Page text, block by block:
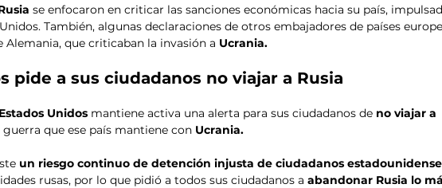
se enfocaron en criticar las sanciones económicas hacia su país,
También, algunas declaraciones de otros embajadores de países
Alemania, que criticaban la invasión a Ucrania.
pide a sus ciudadanos no viajar a Rusia
Estados Unidos mantiene activa una alerta para sus ciudadanos de no viajar a
que ese país mantiene con Ucrania.
un riesgo continuo de detención injusta de ciudadanos
rusas, por lo que pidió a todos sus ciudadanos a abandonar Rusia lo